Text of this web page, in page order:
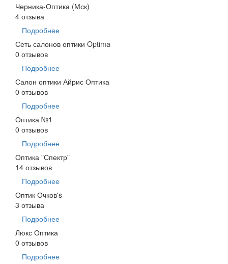
Черника-Оптика (Мск)
4 отзыва
Подробнее
Сеть салонов оптики Optima
0 отзывов
Подробнее
Салон оптики Айрис Оптика
0 отзывов
Подробнее
Оптика №1
0 отзывов
Подробнее
Оптика "Спектр"
14 отзывов
Подробнее
Оптик Очков's
3 отзыва
Подробнее
Люкс Оптика
0 отзывов
Подробнее